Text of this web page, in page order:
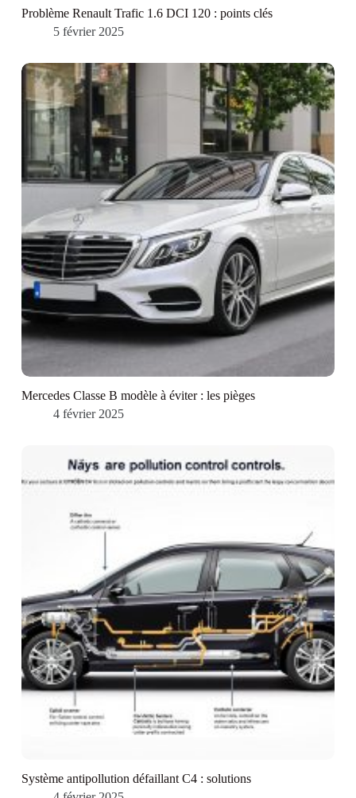
Problème Renault Trafic 1.6 DCI 120 : points clés
5 février 2025
Mercedes Classe B modèle à éviter : les pièges
4 février 2025
Système antipollution défaillant C4 : solutions